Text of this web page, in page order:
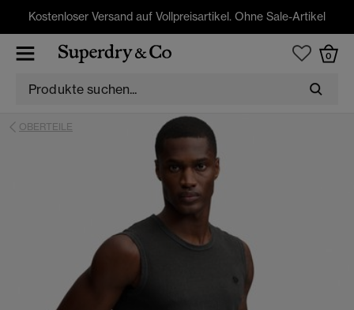
Kostenloser Versand auf Vollpreisartikel. Ohne Sale-Artikel
0
OBERTEILE